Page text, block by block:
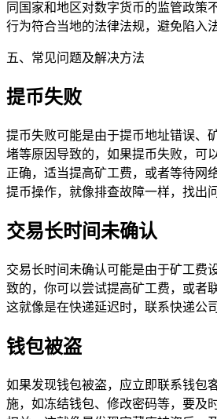
同国家和地区对数字货币的监管政策
行为符合当地的法律法规，避免陷入
五、常见问题及解决方法
提币失败
提币失败可能是由于提币地址错误、
堵等原因导致的，如果提币失败，可
正确，适当提高矿工费，或者等待网
提币操作，就像排查故障一样，找出
交易长时间未确认
交易长时间未确认可能是由于矿工费
致的，你可以尝试提高矿工费，或者
这就像是在快递延迟时，联系快递公
钱包被盗
如果发现钱包被盗，应立即联系钱包
施，如冻结钱包、修改密码等，要及